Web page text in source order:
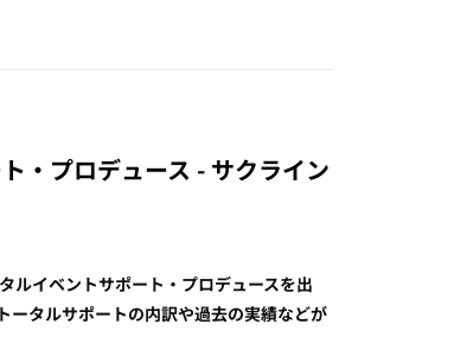
・プロデュース - サクライン
ルイベントサポート・プロデュースを出
ータルサポートの内訳や過去の実績などが